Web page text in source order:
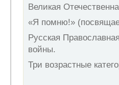
Великая
«Я помню!»
Русская
войны.
Три возрастные